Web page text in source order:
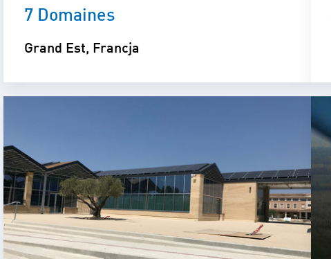
7 Domaines
Grand Est, Francja